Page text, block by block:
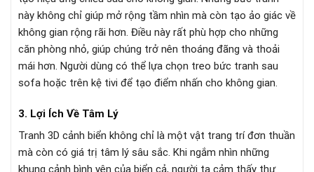
này không chỉ giúp mở rộng tầm nhìn mà còn tạo ảo giác về
không gian rộng rãi hơn. Điều này rất phù hợp cho những
căn phòng nhỏ, giúp chúng trở nên thoáng đãng và thoải
mái hơn. Người dùng có thể lựa chọn treo bức tranh sau
sofa hoặc trên kệ tivi để tạo điểm nhấn cho không gian.
3. Lợi Ích Về Tâm Lý
Tranh 3D cảnh biển không chỉ là một vật trang trí đơn thuần
mà còn có giá trị tâm lý sâu sắc. Khi ngắm nhìn những
khung cảnh bình yên của biển cả, người ta cảm thấy thư